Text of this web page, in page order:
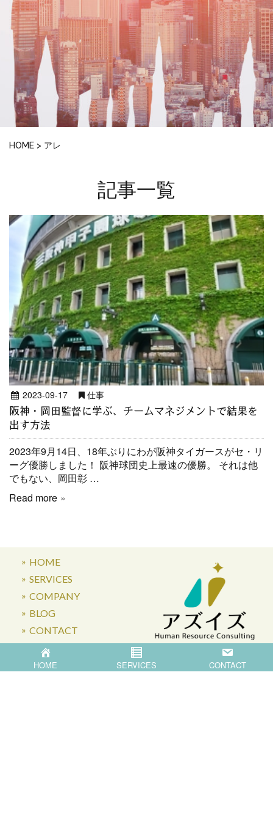
HOME > アレ
記事一覧
2023-09-17 仕事
阪神・岡田監督に学ぶ、チームマネジメントで結果を
出す方法
2023年9月14日、18年ぶりにわが阪神タイガースがセ・リ
ーグ優勝しました！ 阪神球団史上最速の優勝。 それは他
でもない、岡田彰 …
Read more
HOME
SERVICES
COMPANY
BLOG
CONTACT
〒871-0007 大分県中津市蛎瀬770
HOME SERVICES CONTACT